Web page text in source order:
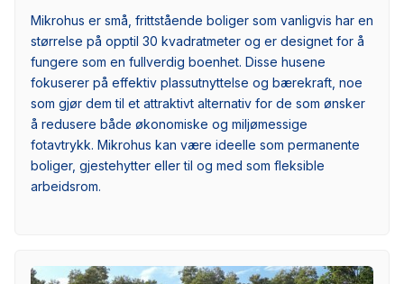
Mikrohus er små, frittstående boliger som vanligvis har en
størrelse på opptil 30 kvadratmeter og er designet for å
fungere som en fullverdig boenhet. Disse husene
fokuserer på effektiv plassutnyttelse og bærekraft, noe
som gjør dem til et attraktivt alternativ for de som ønsker
å redusere både økonomiske og miljømessige
fotavtrykk. Mikrohus kan være ideelle som permanente
boliger, gjestehytter eller til og med som fleksible
arbeidsrom.